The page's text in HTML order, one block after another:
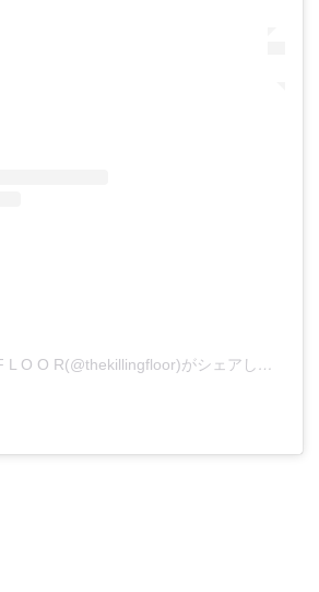
T H E K I L L I N G F L O O R(@thekillingfloor)がシェアした投稿